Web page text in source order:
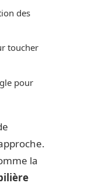
des
toucher
pour
la